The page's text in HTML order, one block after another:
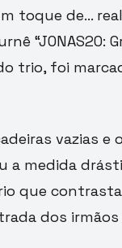
toque de…
“JONAS20:
trio, foi
vazias
a medida
que
dos